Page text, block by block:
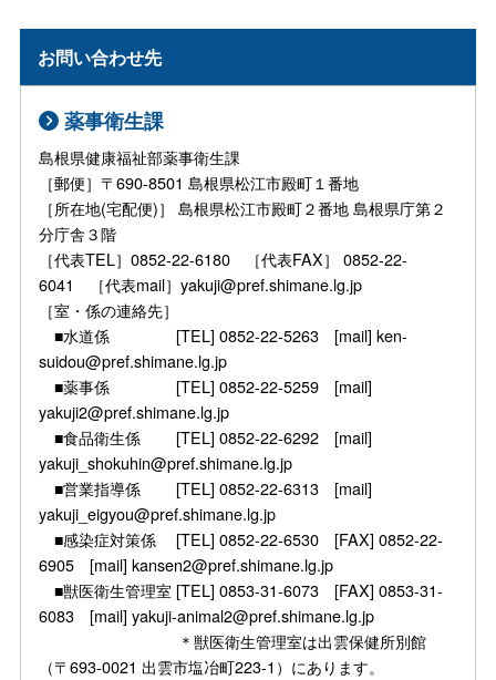
お問い合わせ先
薬事衛生課
島根県健康福祉部薬事衛生課
［郵便］〒690-8501 島根県松江市殿町１番地
［所在地(宅配便)］ 島根県松江市殿町２番地 島根県庁第２
分庁舎３階
［代表TEL］0852-22-6180 ［代表FAX］ 0852-22-
6041 ［代表mail］yakuji@pref.shimane.lg.jp
［室・係の連絡先］
■水道係 [TEL] 0852-22-5263 [mail] ken-
suidou@pref.shimane.lg.jp
■薬事係 [TEL] 0852-22-5259 [mail]
yakuji2@pref.shimane.lg.jp
■食品衛生係 [TEL] 0852-22-6292 [mail]
yakuji_shokuhin@pref.shimane.lg.jp
■営業指導係 [TEL] 0852-22-6313 [mail]
yakuji_eigyou@pref.shimane.lg.jp
■感染症対策係 [TEL] 0852-22-6530 [FAX] 0852-22-
6905 [mail] kansen2@pref.shimane.lg.jp
■獣医衛生管理室 [TEL] 0853-31-6073 [FAX] 0853-31-
6083 [mail] yakuji-animal2@pref.shimane.lg.jp
＊獣医衛生管理室は出雲保健所別館
（〒693-0021 出雲市塩冶町223-1）にあります。